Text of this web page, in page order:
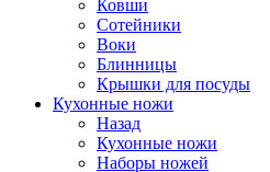
Ковши
Сотейники
Воки
Блинницы
Крышки для посуды
Кухонные ножи
Назад
Кухонные ножи
Наборы ножей